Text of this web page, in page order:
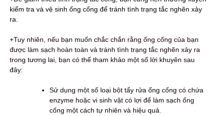
kiểm tra và vệ sinh ống cống để tránh tình trạng tắc nghẽn xảy
ra.
+Tuy nhiên, nếu bạn muốn chắc chắn rằng ống cống của bạn
được làm sạch hoàn toàn và tránh tình trạng tắc nghẽn xảy ra
trong tương lai, bạn có thể tham khảo một số lời khuyên sau
đây:
Sử dụng một số loại bột tẩy rửa ống cống có chứa
enzyme hoặc vi sinh vật có lợi để làm sạch ống
cống một cách tự nhiên và hiệu quả.